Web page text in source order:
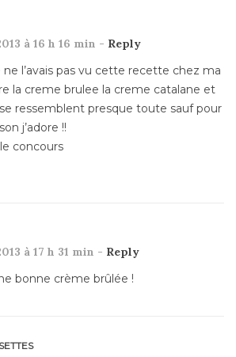
à 16 h 16 min - Reply
l’avais pas vu cette recette chez ma
la creme brulee la creme catalane et
ressemblent presque toute sauf pour
j’adore !!
concours
à 17 h 31 min - Reply
bonne crème brûlée !